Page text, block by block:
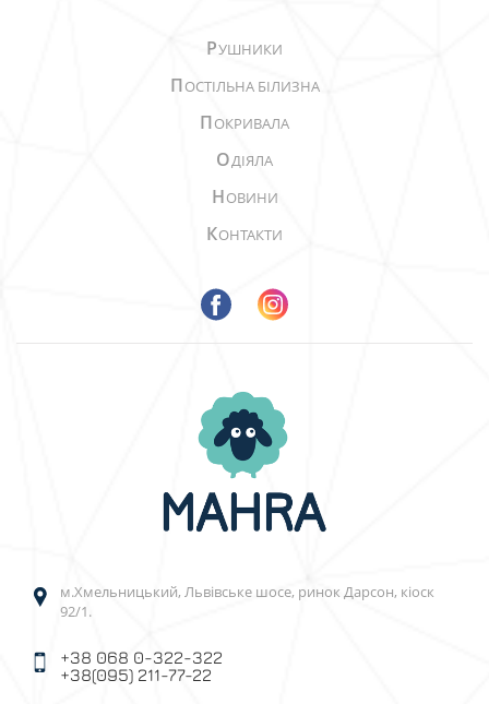
РУШНИКИ
ПОСТІЛЬНА БІЛИЗНА
ПОКРИВАЛА
ОДІЯЛА
НОВИНИ
КОНТАКТИ
м.Хмельницький, Львівське шосе, ринок Дарсон, кіоск
92/1.
+38 068 0-322-322
+38(095) 211-77-22